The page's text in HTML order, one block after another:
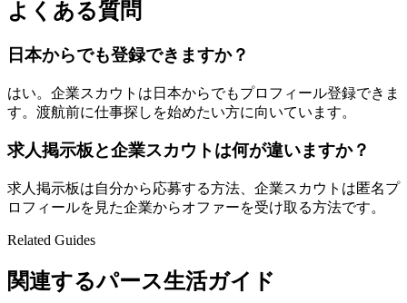
よくある質問
日本からでも登録できますか？
はい。企業スカウトは日本からでもプロフィール登録できま
す。渡航前に仕事探しを始めたい方に向いています。
求人掲示板と企業スカウトは何が違いますか？
求人掲示板は自分から応募する方法、企業スカウトは匿名プ
ロフィールを見た企業からオファーを受け取る方法です。
Related Guides
関連するパース生活ガイド